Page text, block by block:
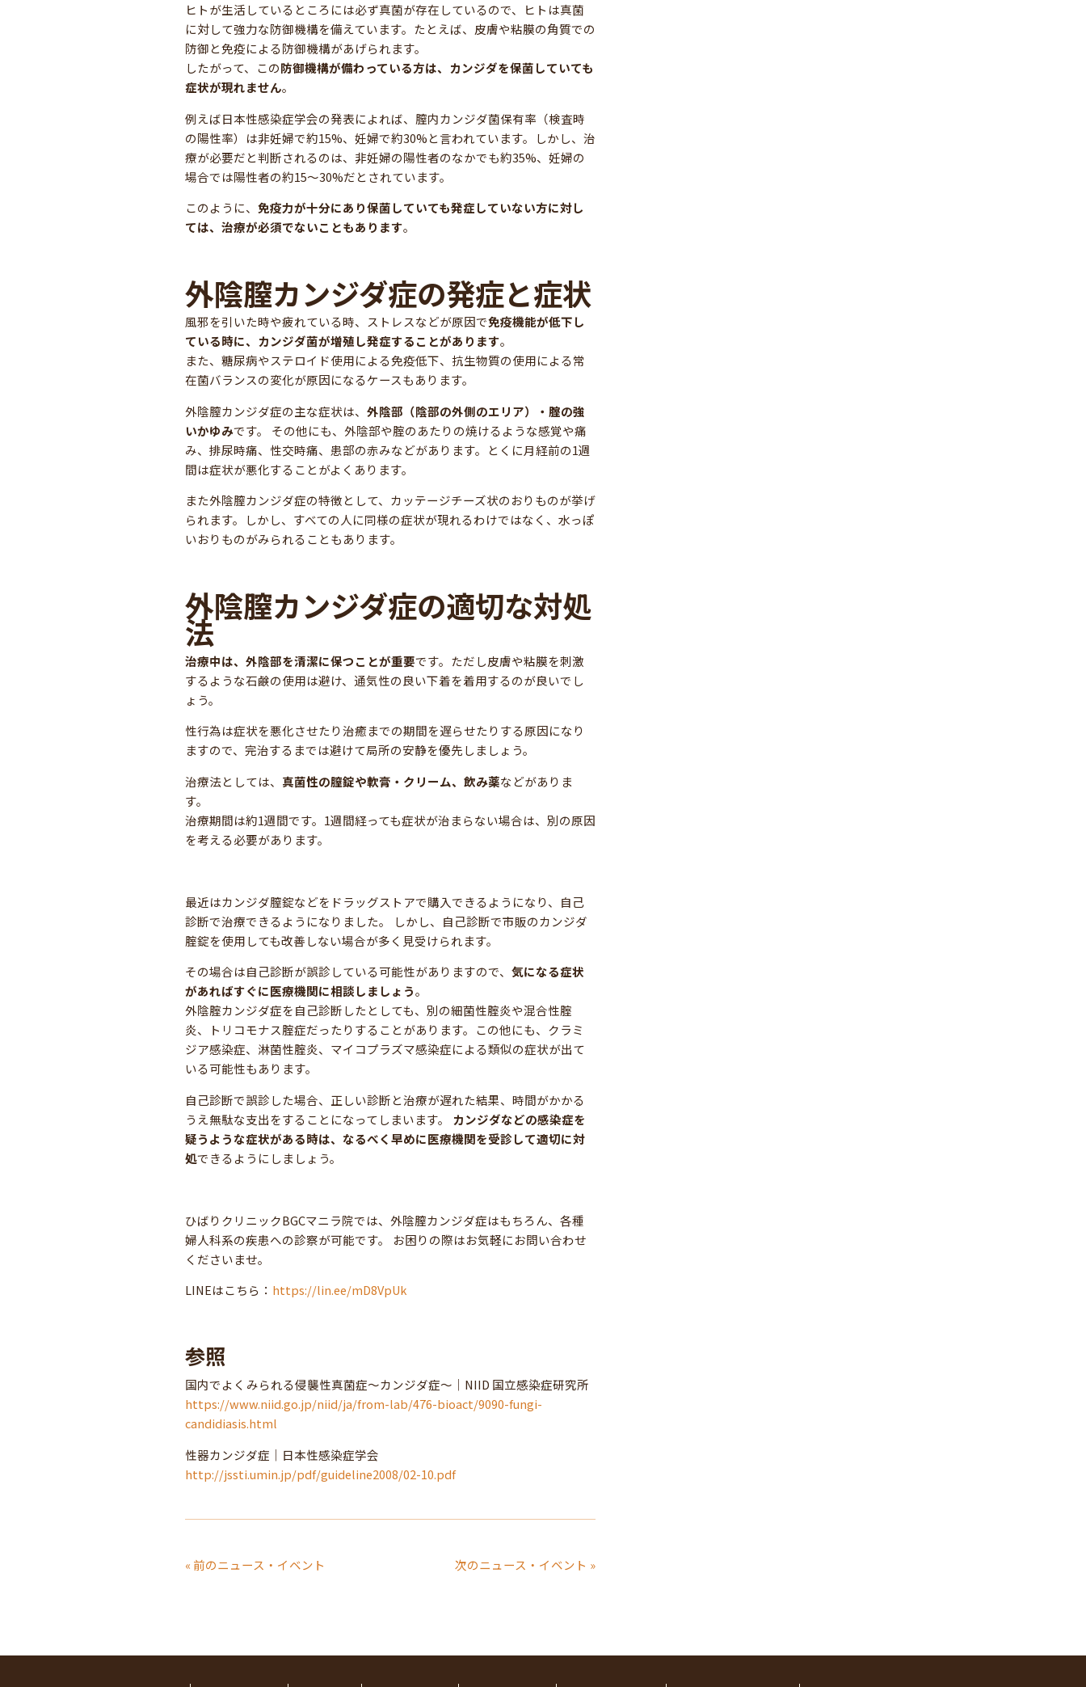
ヒトが生活しているところには必ず真菌が存在しているので、ヒトは真菌
に対して強力な防御機構を備えています。たとえば、皮膚や粘膜の角質での
防御と免疫による防御機構があげられます。
したがって、この防御機構が備わっている方は、カンジダを保菌していても
症状が現れません。
例えば日本性感染症学会の発表によれば、膣内カンジダ菌保有率（検査時
の陽性率）は非妊婦で約15%、妊婦で約30%と言われています。しかし、治
療が必要だと判断されるのは、非妊婦の陽性者のなかでも約35%、妊婦の
場合では陽性者の約15〜30%だとされています。
このように、 免疫力が十分にあり保菌していても発症していない方に対し
ては、治療が必須でないこともあります。
外陰膣カンジダ症の発症と症状
風邪を引いた時や疲れている時、ストレスなどが原因で免疫機能が低下し
ている時に、カンジダ菌が増殖し発症することがあります。
また、糖尿病やステロイド使用による免疫低下、抗生物質の使用による常
在菌バランスの変化が原因になるケースもあります。
外陰膣カンジダ症の主な症状は、 外陰部（陰部の外側のエリア）・腟の強
いかゆみです。 その他にも、外陰部や腟のあたりの焼けるような感覚や痛
み、排尿時痛、性交時痛、患部の赤みなどがあります。とくに月経前の1週
間は症状が悪化することがよくあります。
また外陰膣カンジダ症の特徴として、カッテージチーズ状のおりものが挙げ
られます。しかし、すべての人に同様の症状が現れるわけではなく、水っぽ
いおりものがみられることもあります。
外陰膣カンジダ症の適切な対処
法
治療中は、外陰部を清潔に保つことが重要です。ただし皮膚や粘膜を刺激
するような石鹸の使用は避け、通気性の良い下着を着用するのが良いでし
ょう。
性行為は症状を悪化させたり治癒までの期間を遅らせたりする原因になり
ますので、完治するまでは避けて局所の安静を優先しましょう。
治療法としては、 真菌性の膣錠や軟膏・クリーム、飲み薬などがありま
す。
治療期間は約1週間です。1週間経っても症状が治まらない場合は、別の原因
を考える必要があります。
最近はカンジダ膣錠などをドラッグストアで購入できるようになり、自己
診断で治療できるようになりました。 しかし、自己診断で市販のカンジダ
腟錠を使用しても改善しない場合が多く見受けられます。
その場合は自己診断が誤診している可能性がありますので、 気になる症状
があればすぐに医療機関に相談しましょう。
外陰腟カンジダ症を自己診断したとしても、別の細菌性腟炎や混合性腟
炎、トリコモナス腟症だったりすることがあります。この他にも、クラミ
ジア感染症、淋菌性腟炎、マイコプラズマ感染症による類似の症状が出て
いる可能性もあります。
自己診断で誤診した場合、正しい診断と治療が遅れた結果、時間がかかる
うえ無駄な支出をすることになってしまいます。
カンジダなどの感染症を
疑うような症状がある時は、なるべく早めに医療機関を受診して適切に対
処できるようにしましょう。
ひばりクリニックBGCマニラ院では、外陰膣カンジダ症はもちろん、各種
婦人科系の疾患への診察が可能です。 お困りの際はお気軽にお問い合わせ
くださいませ。
LINEはこちら： https://lin.ee/mD8VpUk
参照
国内でよくみられる侵襲性真菌症～カンジダ症～｜NIID 国立感染症研究所
https://www.niid.go.jp/niid/ja/from-lab/476-bioact/9090-fungi-
candidiasis.html
性器カンジダ症｜日本性感染症学会
http://jssti.umin.jp/pdf/guideline2008/02-10.pdf
« 前のニュース・イベント 次のニュース・イベント »